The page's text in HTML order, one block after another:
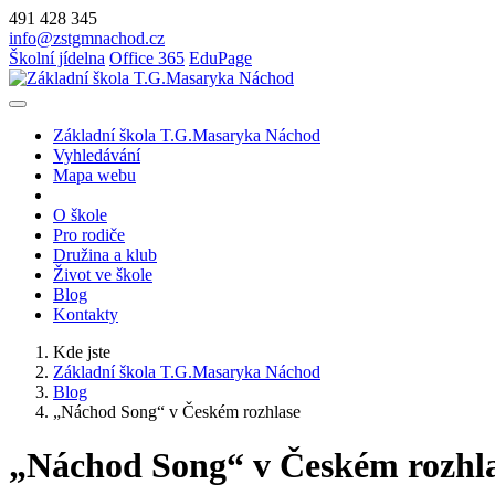
491 428 345
info@zstgmnachod.cz
Školní jídelna Office 365 EduPage
Základní škola T.G.Masaryka Náchod
Vyhledávání
Mapa webu
O škole
Pro rodiče
Družina a klub
Život ve škole
Blog
Kontakty
Kde jste
Základní škola T.G.Masaryka Náchod
Blog
„Náchod Song“ v Českém rozhlase
„Náchod Song“ v Českém